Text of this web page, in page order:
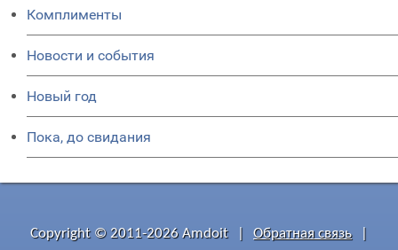
Комплименты
Новости и события
Новый год
Пока, до свидания
Copyright © 2011-2026 Amdoit Обратная связь